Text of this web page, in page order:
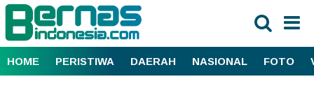
HOME PERISTIWA DAERAH NASIONAL FOTO